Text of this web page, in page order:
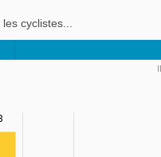
cyclistes...